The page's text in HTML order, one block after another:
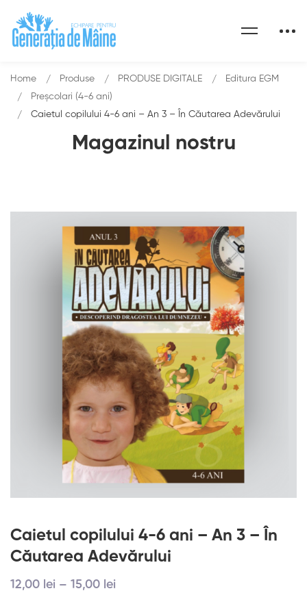
Magazinul nostru
Home Produse PRODUSE DIGITALE
Editura EGM
Preșcolari (4-6 ani)
Caietul copilului 4-6 ani – An 3 – În Căutarea Adevărului
Caietul copilului 4-6 ani – An 3 – În
Căutarea Adevărului
12,00 lei – 15,00 lei